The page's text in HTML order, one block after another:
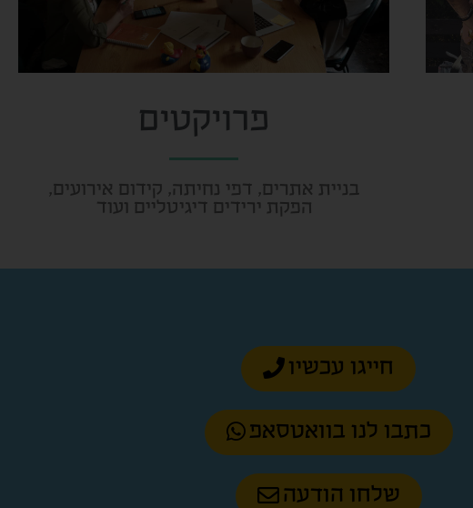
פרויקטים
בניית אתרים, דפי נחיתה, קידום אירועים,
הפקת ירידים דיגיטליים ועוד
חייגו עכשיו
כתבו לנו בוואטסאפ
שלחו הודעה